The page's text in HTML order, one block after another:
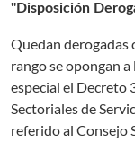
"Disposición
Quedan derogadas
rango se opongan
especial el Decreto
Sectoriales de
referido al Consejo